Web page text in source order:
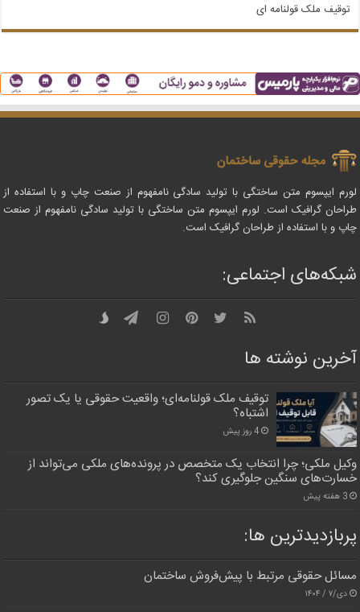
توقیف ملک قولنامه‌ ای
لورم ایپسوم متن ساختگی با تولید سادگی نامفهوم از صنعت چاپ و با استفاده از
طراحان گرافیک است. لورم ایپسوم متن ساختگی با تولید سادگی نامفهوم از صنعت
چاپ و با استفاده از طراحان گرافیک است.
شبکه‌های اجتماعی:
آخرین نوشته ها
توقیف ملک قولنامه‌ای؛ واقعیت حقوقی یا یک تصور
اشتباه؟
4 روز پیش
وکیل ملکی؛ چرا انتخاب یک متخصص در پرونده‌های ملکی می‌تواند از
خسارت‌های سنگین جلوگیری کند؟
3 هفته پیش
پربازدیدترین‌ ها:
مسائل حقوقی مرتبط با پیش‌فروش ساختمان
دی/۷ / ۱۴۰۴